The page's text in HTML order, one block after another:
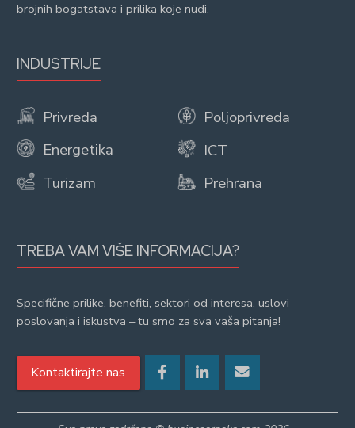
brojnih bogatstava i prilika koje nudi.
INDUSTRIJE
Privreda
Energetika
Turizam
Poljoprivreda
ICT
Prehrana
TREBA VAM VIŠE INFORMACIJA?
Specifične prilike, benefiti, sektori od interesa, uslovi
poslovanja i iskustva – tu smo za sva vaša pitanja!
Kontaktirajte nas